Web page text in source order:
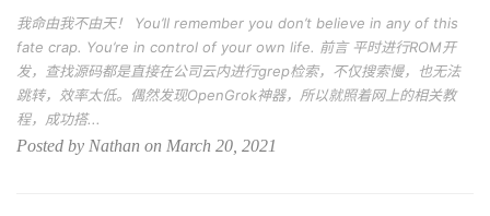
我命由我不由天！ You’ll remember you don’t believe in any of this
fate crap. You’re in control of your own life. 前言 平时进行ROM开
发，查找源码都是直接在公司云内进行grep检索，不仅搜索慢，也无法
跳转，效率太低。偶然发现OpenGrok神器，所以就照着网上的相关教
程，成功搭...
Posted by Nathan on March 20, 2021